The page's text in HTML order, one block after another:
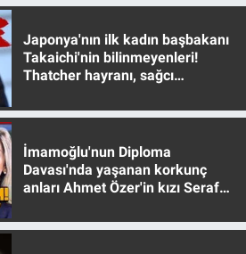
Japonya'nın ilk kadın başbakanı
Takaichi'nin bilinmeyenleri!
Thatcher hayranı, sağcı
İmamoğlu'nun Diploma
Davası'nda yaşanan korkunç
anları Ahmet Özer'in kızı Seraf